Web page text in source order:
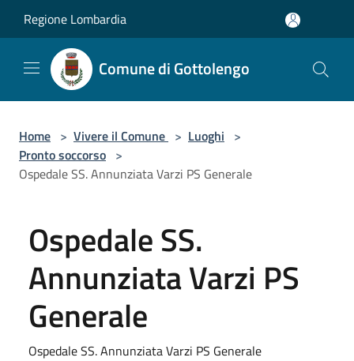
Regione Lombardia
Comune di Gottolengo
Home > Vivere il Comune > Luoghi >
Pronto soccorso >
Ospedale SS. Annunziata Varzi PS Generale
Ospedale SS.
Annunziata Varzi PS
Generale
Ospedale SS. Annunziata Varzi PS Generale